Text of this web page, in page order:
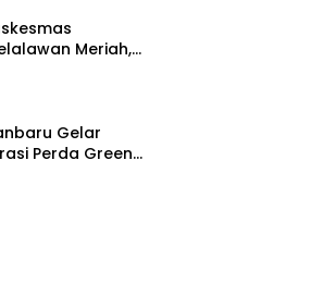
Meriah,
Ikuti Jalan
Gelar
Perda Green
ke Kurikulum